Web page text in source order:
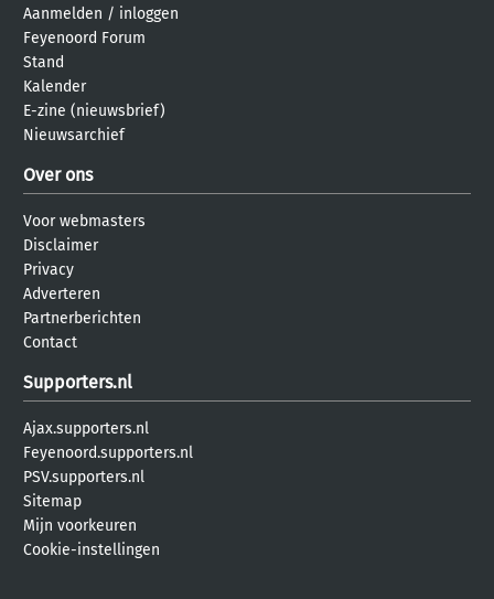
Aanmelden / inloggen
Feyenoord Forum
Stand
Kalender
E-zine (nieuwsbrief)
Nieuwsarchief
Over ons
Voor webmasters
Disclaimer
Privacy
Adverteren
Partnerberichten
Contact
Supporters.nl
Ajax.supporters.nl
Feyenoord.supporters.nl
PSV.supporters.nl
Sitemap
Mijn voorkeuren
Cookie-instellingen